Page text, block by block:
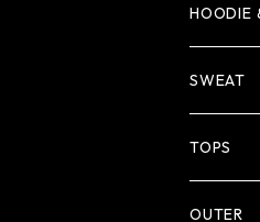
Tシャツ
ロンT
HOODIE
HOODIE
ZIP
SWEAT
TOPS
OUTER